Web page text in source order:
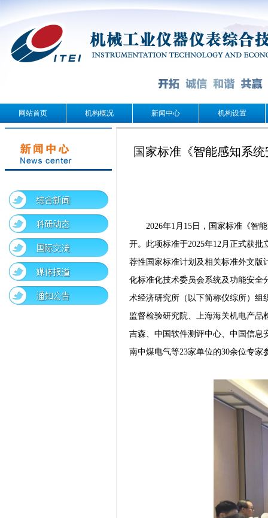
网站首页 机构概况 新闻中心 机构设置
国家标准《智能感知系
2026年1月15日，国家标准《智
开。此项标准于2025年12月正式获
荐性国家标准计划及相关标准外文版
化标准化技术委员会系统及功能安全
术经济研究所（以下简称仪综所）组
监督检验研究院、上海海关机电产
吉森、中国软件测评中心、中国信息
南中煤电气等23家单位的30余位专家